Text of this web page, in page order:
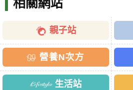
相關網站
親子站
營養N次方
生活站